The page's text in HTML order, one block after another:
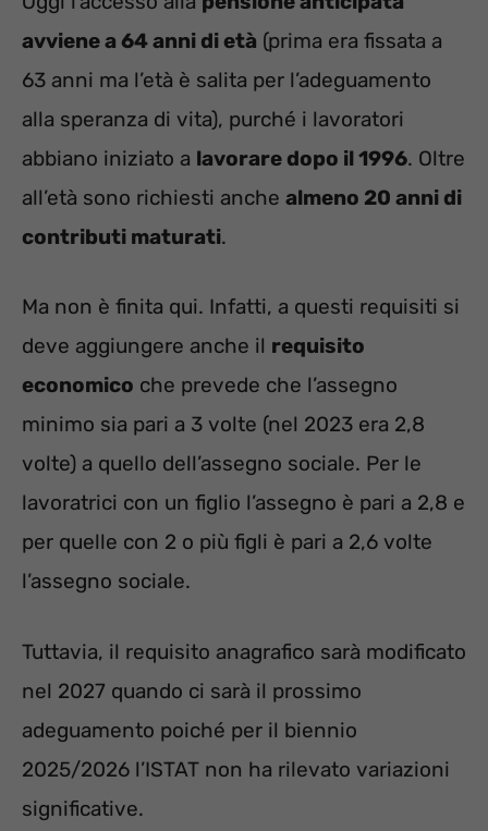
avviene a 64 anni di età (prima era fissata a
63 anni ma l’età è salita per l’adeguamento
alla speranza di vita), purché i lavoratori
abbiano iniziato a lavorare dopo il 1996. Oltre
all’età sono richiesti anche almeno 20 anni di
contributi maturati.
Ma non è finita qui. Infatti, a questi requisiti si
deve aggiungere anche il requisito
economico che prevede che l’assegno
minimo sia pari a 3 volte (nel 2023 era 2,8
volte) a quello dell’assegno sociale. Per le
lavoratrici con un figlio l’assegno è pari a 2,8 e
per quelle con 2 o più figli è pari a 2,6 volte
l’assegno sociale.
Tuttavia, il requisito anagrafico sarà modificato
nel 2027 quando ci sarà il prossimo
adeguamento poiché per il biennio
2025/2026 l’ISTAT non ha rilevato variazioni
significative.